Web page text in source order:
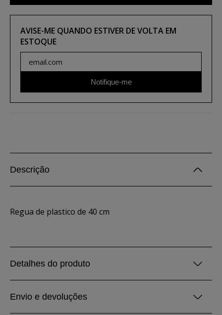
AVISE-ME QUANDO ESTIVER DE VOLTA EM
ESTOQUE
Notifique-me
Descrição
Regua de plastico de 40 cm
Detalhes do produto
Envio e devoluções